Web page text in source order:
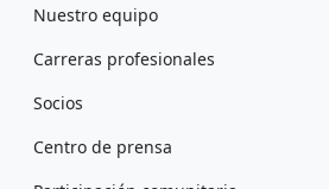
Nuestro equipo
Carreras profesionales
Socios
Centro de prensa